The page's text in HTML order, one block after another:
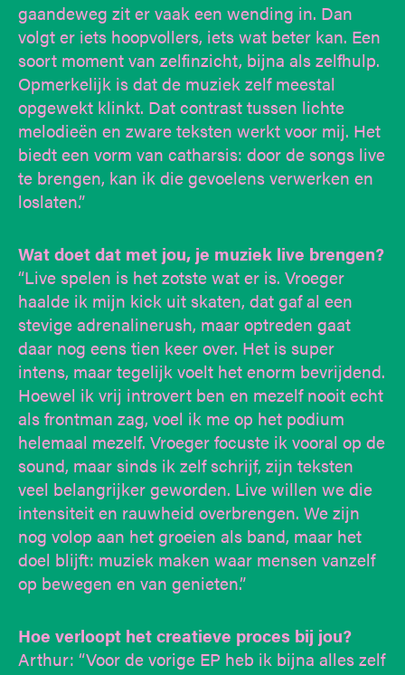
gaandeweg zit er vaak een wending in. Dan
volgt er iets hoopvollers, iets wat beter kan. Een
soort moment van zelfinzicht, bijna als zelfhulp.
Opmerkelijk is dat de muziek zelf meestal
opgewekt klinkt. Dat contrast tussen lichte
melodieën en zware teksten werkt voor mij. Het
biedt een vorm van catharsis: door de songs live
te brengen, kan ik die gevoelens verwerken en
loslaten.”
Wat doet dat met jou, je muziek live brengen?
“Live spelen is het zotste wat er is. Vroeger
haalde ik mijn kick uit skaten, dat gaf al een
stevige adrenalinerush, maar optreden gaat
daar nog eens tien keer over. Het is super
intens, maar tegelijk voelt het enorm bevrijdend.
Hoewel ik vrij introvert ben en mezelf nooit echt
als frontman zag, voel ik me op het podium
helemaal mezelf. Vroeger focuste ik vooral op de
sound, maar sinds ik zelf schrijf, zijn teksten
veel belangrijker geworden. Live willen we die
intensiteit en rauwheid overbrengen. We zijn
nog volop aan het groeien als band, maar het
doel blijft: muziek maken waar mensen vanzelf
op bewegen en van genieten.”
Hoe verloopt het creatieve proces bij jou?
Arthur: “Voor de vorige EP heb ik bijna alles zelf